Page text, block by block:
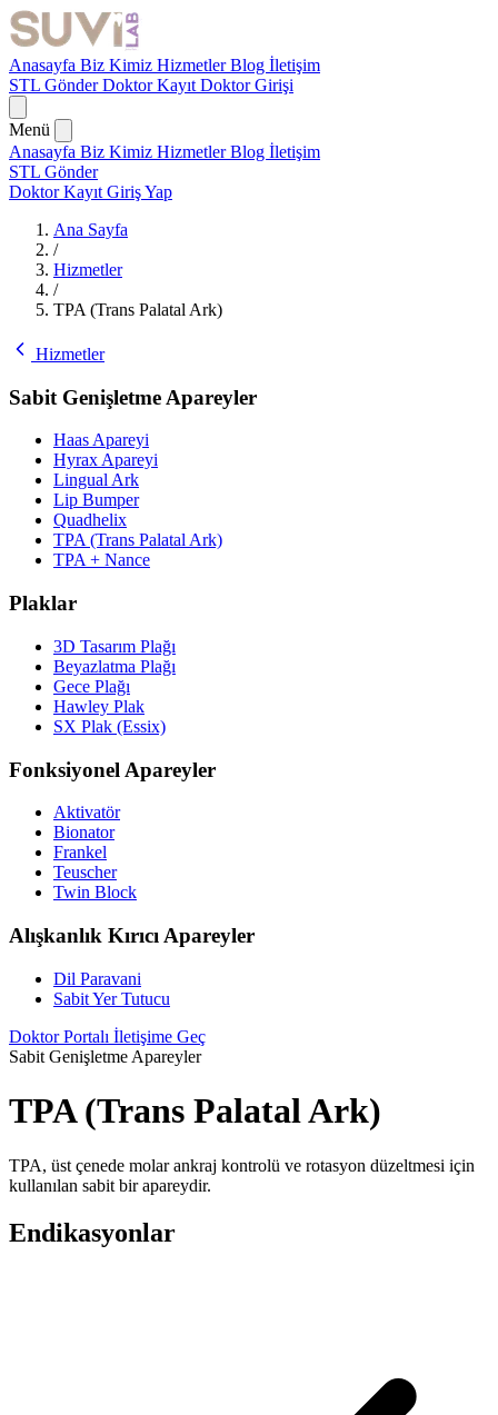
Anasayfa Biz Kimiz HizmetlerBlog İletişim
STL GönderDoktor Kayıt Doktor Girişi
Menü
Anasayfa Biz Kimiz HizmetlerBlog İletişim
STL Gönder
Doktor Kayıt Giriş Yap
Ana Sayfa
/
Hizmetler
/
TPA (Trans Palatal Ark)
Hizmetler
Sabit Genişletme Apareyler
Haas Apareyi
Hyrax Apareyi
Lingual Ark
Lip Bumper
Quadhelix
TPA (Trans Palatal Ark)
TPA + Nance
Plaklar
3D Tasarım Plağı
Beyazlatma Plağı
Gece Plağı
Hawley Plak
SX Plak (Essix)
Fonksiyonel Apareyler
Aktivatör
Bionator
Frankel
Teuscher
Twin Block
Alışkanlık Kırıcı Apareyler
Dil Paravani
Sabit Yer Tutucu
Doktor Portalı İletişime Geç
Sabit Genişletme Apareyler
TPA (Trans Palatal Ark)
TPA, üst çenede molar ankraj kontrolü ve rotasyon düzeltmesi için
kullanılan sabit bir apareydir.
Endikasyonlar